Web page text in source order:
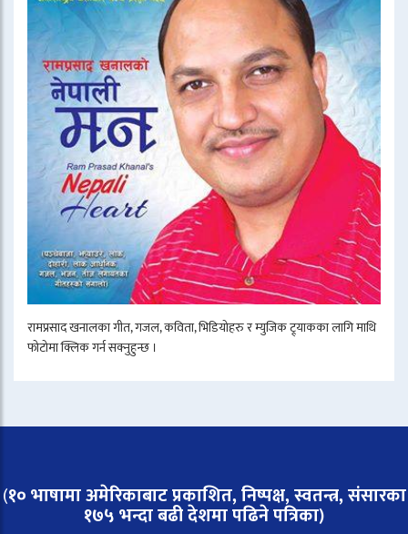
रामप्रसाद खनालका गीत, गजल, कविता, भिडियोहरु र म्युजिक ट्र्याकका लागि माथि
फोटोमा क्लिक गर्न सक्नुहुन्छ ।
(१० भाषामा अमेरिकाबाट प्रकाशित, निष्पक्ष, स्वतन्त्र,संसारका
१७५ भन्दा बढी देशमा पढिने पत्रिका)